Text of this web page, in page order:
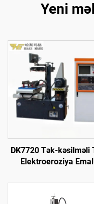
Yeni
DK7720 Tək-kəsilməli
Elektroeroziya Emal